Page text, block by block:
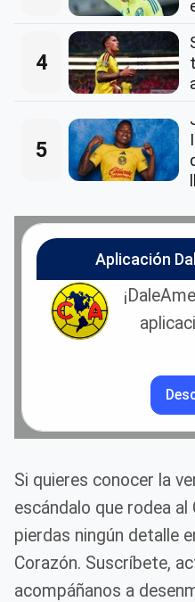
4
5
Aplicación
Si quieres conocer la
escándalo que rodea
pierdas ningún detalle
Corazón. Suscríbete,
acompáñanos a